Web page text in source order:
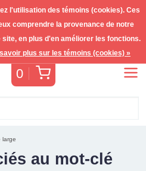
0 Panier
large
au mot-clé
l'utilisation des témoins (cookies). Ces
comprendre la provenance de notre
en plus d'en améliorer les fonctions.
plus sur les témoins (cookies) »